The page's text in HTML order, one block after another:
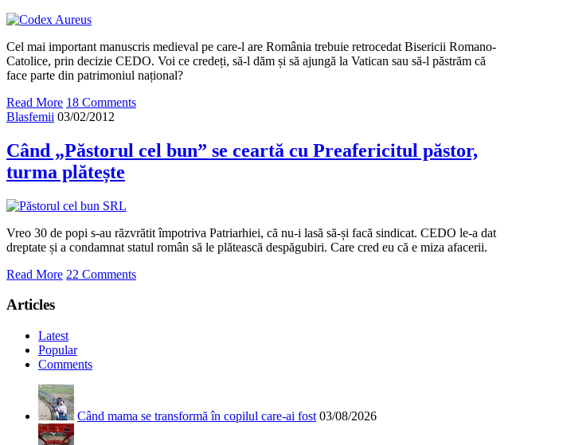
Cel mai important manuscris medieval pe care-l are România trebuie retrocedat Bisericii Romano-
Catolice, prin decizie CEDO. Voi ce credeți, să-l dăm și să ajungă la Vatican sau să-l păstrăm că
face parte din patrimoniul național?
Read More 18 Comments
Blasfemii 03/02/2012
Când „Păstorul cel bun” se ceartă cu Preafericitul păstor,
turma plătește
Vreo 30 de popi s-au răzvrătit împotriva Patriarhiei, că nu-i lasă să-și facă sindicat. CEDO le-a dat
dreptate și a condamnat statul român să le plătească despăgubiri. Care cred eu că e miza afacerii.
Read More 22 Comments
Articles
Latest
Popular
Comments
Când mama se transformă în copilul care-ai fost 03/08/2026